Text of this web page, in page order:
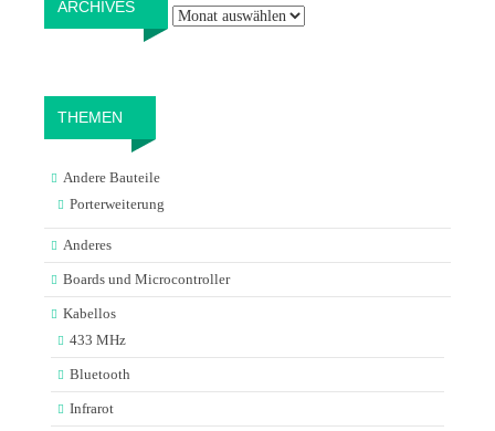
ARCHIVES
THEMEN
Andere Bauteile
Porterweiterung
Anderes
Boards und Microcontroller
Kabellos
433 MHz
Bluetooth
Infrarot